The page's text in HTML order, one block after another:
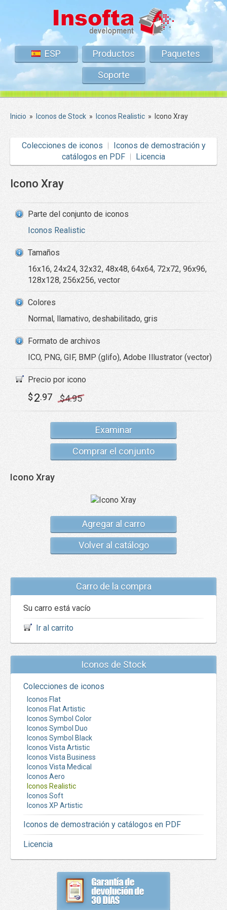
ESP Productos
Paquetes
Soporte
Inicio » Iconos de Stock » Iconos Realistic » Icono Xray
Colecciones de iconos
Iconos de demostración y
catálogos en PDF
Licencia
Icono Xray
Parte del conjunto de iconos
Iconos Realistic
Tamaños
16x16, 24x24, 32x32, 48x48, 64x64, 72x72, 96x96,
128x128, 256x256, vector
Colores
Normal, llamativo, deshabilitado, gris
Formato de archivos
ICO, PNG, GIF, BMP (glifo), Adobe Illustrator (vector)
Precio por icono
$2.97 $4.95
Examinar
Comprar el conjunto
Icono Xray
Agregar al carro
Volver al catálogo
Carro de la compra
Su carro está vacío
Ir al carrito
Iconos de Stock
Colecciones de iconos
Iconos Flat
Iconos Flat Artistic
Iconos Symbol Color
Iconos Symbol Duo
Iconos Symbol Black
Iconos Vista Artistic
Iconos Vista Business
Iconos Vista Medical
Iconos Aero
Iconos Realistic
Iconos Soft
Iconos XP Artistic
Iconos de demostración y catálogos en PDF
Licencia